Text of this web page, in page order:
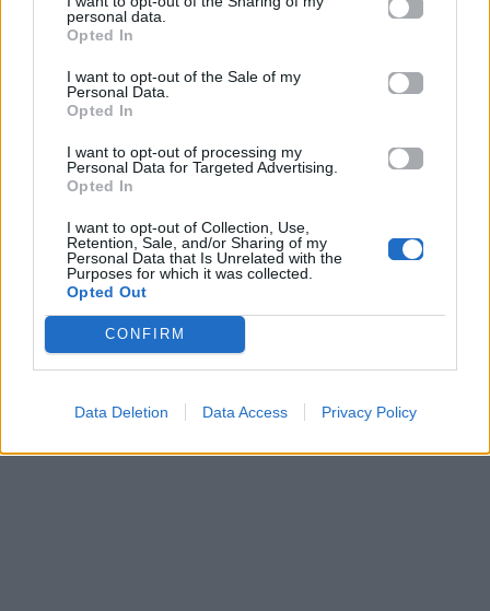
personal data.
Opted In
I want to opt-out of the Sale of my
Personal Data.
Opted In
I want to opt-out of processing my
Personal Data for Targeted Advertising.
Opted In
I want to opt-out of Collection, Use,
Retention, Sale, and/or Sharing of my
Personal Data that Is Unrelated with the
Purposes for which it was collected.
Opted Out
CONFIRM
Data Deletion Data Access Privacy Policy
που επικρατεί στη σύγχρονη κινηματογραφική
αγορά. Παρ’ όλα αυτά, το «Michael» κατάφερε να
ξεχωρίσει και να δημιουργήσει μια ξεχωριστή
σχέση με το κοινό, μετατρέποντας το ενδιαφέρον
από τα μεγαλύτερα κινηματογραφικά γεγονότα της
χρονιάς.
Η κρυφή έκπληξη στο «Toy Story 5» που άφησε
άφωνο τον Tom Hanks